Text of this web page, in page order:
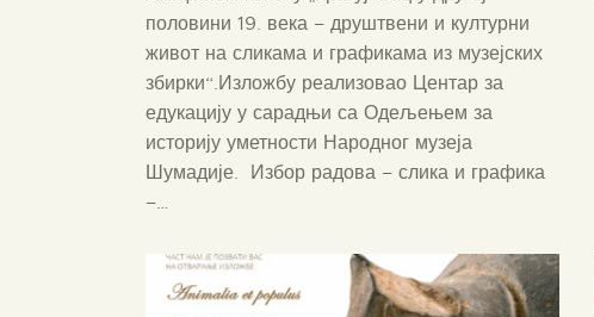
половини 19. века – друштвени и културни
живот на сликама и графикама из музејских
збирки“.Изложбу реализовао Центар за
едукацију у сарадњи са Одељењем за
историју уметности Народног музеја
Шумадије. Избор радова – слика и графика
–…